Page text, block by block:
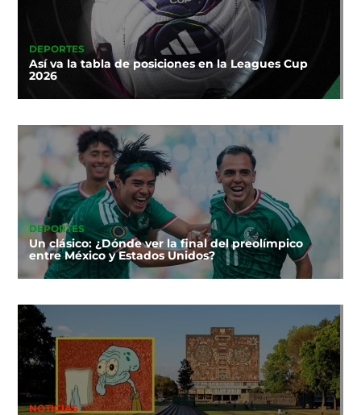
DEPORTES
Así va la tabla de posiciones en la Leagues Cup
2026
DEPORTES
Un clásico: ¿Dónde ver la final del preolímpico
entre México y Estados Unidos?
NOTICIAS